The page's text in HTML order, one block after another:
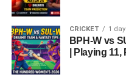
CRICKET 1
BPH-W vs
| Playing